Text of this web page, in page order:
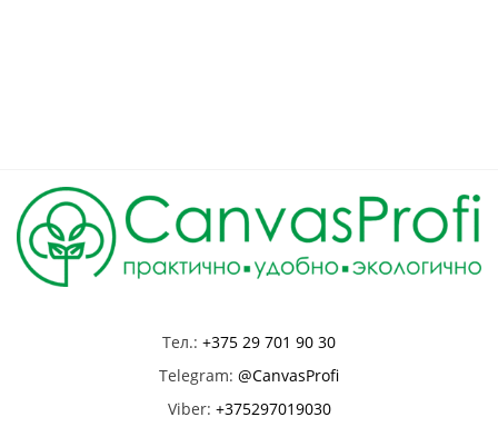
Тел.: +375 29 701 90 30
Telegram: @CanvasProfi
Viber: +375297019030